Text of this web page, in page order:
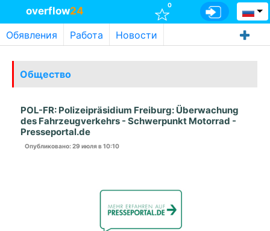
overflow24 0
Обявления Работа Новости
Общество
POL-FR: Polizeipräsidium Freiburg: Überwachung
des Fahrzeugverkehrs - Schwerpunkt Motorrad -
Presseportal.de
Опубликовано: 29 июля в 10:10